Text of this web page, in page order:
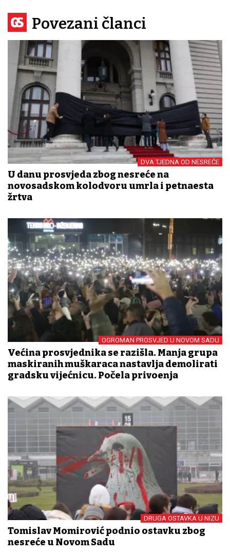
Povezani članci
DVA TJEDNA OD NESREĆE
U danu prosvjeda zbog nesreće na
novosadskom kolodvoru umrla i petnaesta
žrtva
OGROMAN PROSVJED U NOVOM SADU
Većina prosvjednika se razišla. Manja grupa
maskiranih muškaraca nastavlja demolirati
gradsku vijećnicu. Počela privođenja
DRUGA OSTAVKA U NIZU
Tomislav Momirović podnio ostavku zbog
nesreće u Novom Sadu